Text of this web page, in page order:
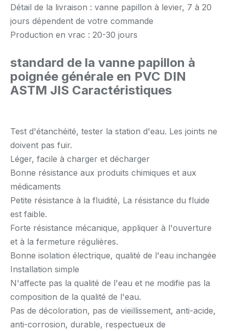
Détail de la livraison : vanne papillon à levier, 7 à 20
jours dépendent de votre commande
Production en vrac : 20-30 jours
standard de la vanne papillon à
poignée générale en PVC DIN
ASTM JIS Caractéristiques
Test d'étanchéité, tester la station d'eau. Les joints ne
doivent pas fuir.
Léger, facile à charger et décharger
Bonne résistance aux produits chimiques et aux
médicaments
Petite résistance à la fluidité, La résistance du fluide
est faible.
Forte résistance mécanique, appliquer à l'ouverture
et à la fermeture régulières.
Bonne isolation électrique, qualité de l'eau inchangée
Installation simple
N'affecte pas la qualité de l'eau et ne modifie pas la
composition de la qualité de l'eau.
Pas de décoloration, pas de vieillissement, anti-acide,
anti-corrosion, durable, respectueux de